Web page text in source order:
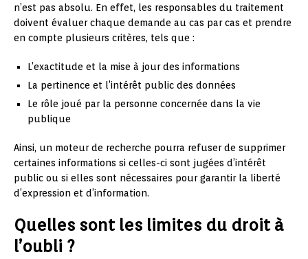
n’est pas absolu. En effet, les responsables du traitement
doivent évaluer chaque demande au cas par cas et prendre
en compte plusieurs critères, tels que :
L’exactitude et la mise à jour des informations
La pertinence et l’intérêt public des données
Le rôle joué par la personne concernée dans la vie
publique
Ainsi, un moteur de recherche pourra refuser de supprimer
certaines informations si celles-ci sont jugées d’intérêt
public ou si elles sont nécessaires pour garantir la liberté
d’expression et d’information.
Quelles sont les limites du droit à
l’oubli ?